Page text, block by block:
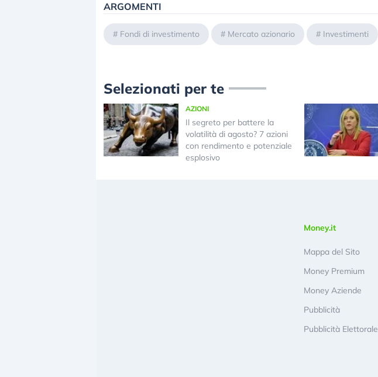
ARGOMENTI
# Fondi di investimento # Mercato azionario # Investimenti
Selezionati per te
AZIONI
Il segreto per battere la
volatilità di agosto? 7 azioni
con rendimento e potenziale
esplosivo
Money.it
Mappa del Sito
Money Premium
Money Aziende
Pubblicità
Pubblicità Elettorale